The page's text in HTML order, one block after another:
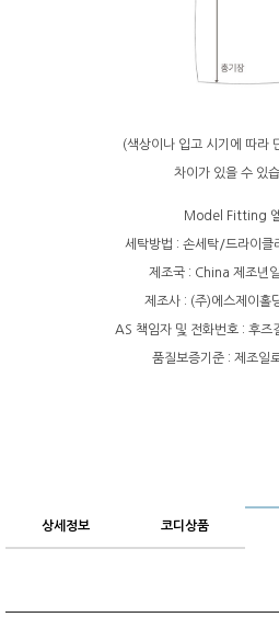
(색상이나 입고 시기에 따라
차이가 있을 수 있
Model Fitting
세탁방법 : 손세탁/드라이클
제조국 : China 제조년
제조사 : (주)에스제이홀
AS 책임자 및 전화번호 : 후
품질보증기준 : 제조일
상세정보 코디상품